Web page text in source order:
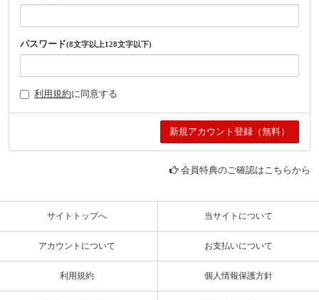
パスワード(8文字以上128文字以下)
利用規約に同意する
会員特典のご確認はこちらから
サイトトップへ 当サイトについて
アカウントについて お支払いについて
利用規約 個人情報保護方針